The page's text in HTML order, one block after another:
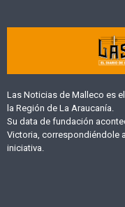
Las Noticias de Malleco es
la Región de La Araucanía.
Su data de fundación
Victoria, correspondiéndole
iniciativa.